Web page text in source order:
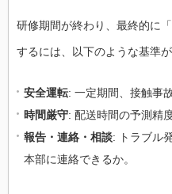
研修期間が終わり、最終的に
するには、以下のような基準が
安全運転: 一定期間、接触事
時間厳守: 配送時間の予測精
報告・連絡・相談: トラブル
本部に連絡できるか。